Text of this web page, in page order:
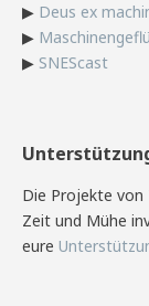
▶ Deus ex
▶
▶ SNEScast
Die Projekte von
Zeit und Mühe
eure